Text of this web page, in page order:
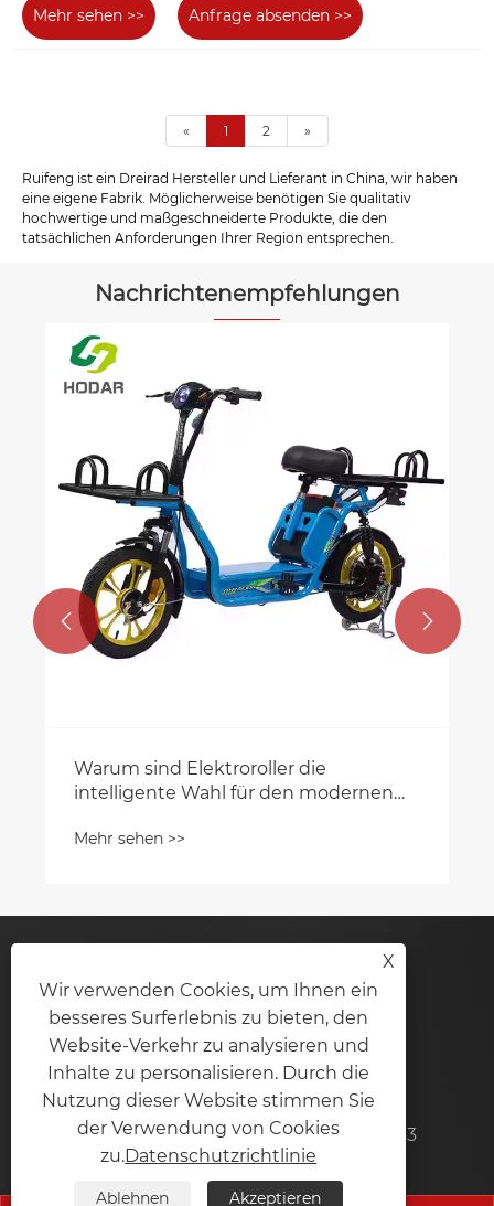
Mehr sehen >> Anfrage absenden >>
« 1 2 »
Ruifeng ist ein Dreirad Hersteller und Lieferant in China, wir haben
eine eigene Fabrik. Möglicherweise benötigen Sie qualitativ
hochwertige und maßgeschneiderte Produkte, die den
tatsächlichen Anforderungen Ihrer Region entsprechen.
Nachrichtenempfehlungen
Warum sind Elektroroller die
intelligente Wahl für den modernen
Mehr sehen >>
 
Ningbo Ruifeng Vehicle Co., Ltd.
Tel:+86-13884449763
Handy, Mobiltelefon: +86-13884449763
krooswon@ruifeng-inc.com
X
Wir verwenden Cookies, um Ihnen ein
besseres Surferlebnis zu bieten, den
Website-Verkehr zu analysieren und
Inhalte zu personalisieren. Durch die
Nutzung dieser Website stimmen Sie
der Verwendung von Cookies
zu.Datenschutzrichtlinie
Ablehnen Akzeptieren